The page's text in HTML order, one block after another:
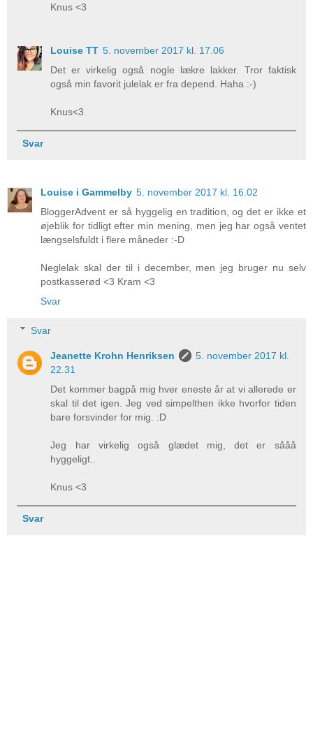
Knus <3
Louise TT 5. november 2017 kl. 17.06
Det er virkelig også nogle lækre lakker. Tror faktisk
også min favorit julelak er fra depend. Haha :-)
Knus<3
Svar
Louise i Gammelby 5. november 2017 kl. 16.02
BloggerAdvent er så hyggelig en tradition, og det er ikke et
øjeblik for tidligt efter min mening, men jeg har også ventet
længselsfuldt i flere måneder :-D
Neglelak skal der til i december, men jeg bruger nu selv
postkasserød <3 Kram <3
Svar
Svar
Jeanette Krohn Henriksen
5. november 2017 kl.
22.31
Det kommer bagpå mig hver eneste år at vi allerede er
skal til det igen. Jeg ved simpelthen ikke hvorfor tiden
bare forsvinder for mig. :D
Jeg har virkelig også glædet mig, det er sååå
hyggeligt..
Knus <3
Svar